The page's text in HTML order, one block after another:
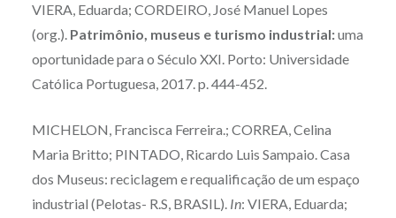
VIERA, Eduarda; CORDEIRO, José Manuel Lopes
(org.). Patrimônio, museus e turismo industrial:uma
oportunidade para o Século XXI. Porto: Universidade
Católica Portuguesa, 2017. p. 444-452.
MICHELON, Francisca Ferreira.; CORREA, Celina
Maria Britto; PINTADO, Ricardo Luis Sampaio. Casa
dos Museus: reciclagem e requalificação de um espaço
industrial (Pelotas- R.S, BRASIL). In: VIERA, Eduarda;